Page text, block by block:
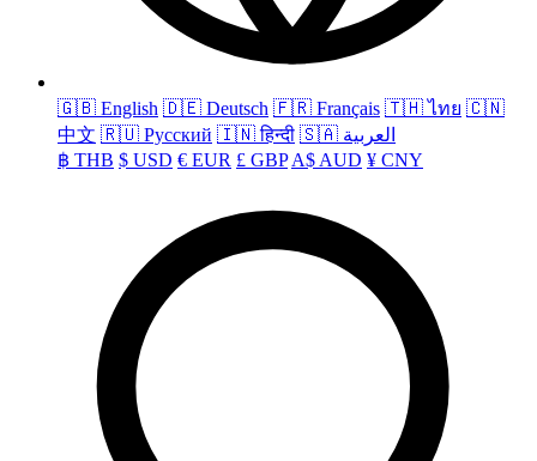
🇬🇧 English 🇩🇪 Deutsch 🇫🇷 Français 🇹🇭 ไทย 🇨🇳
中文 🇷🇺 Русский 🇮🇳 हिन्दी 🇸🇦 العربية
฿ THB $ USD € EUR £ GBP A$ AUD ¥ CNY